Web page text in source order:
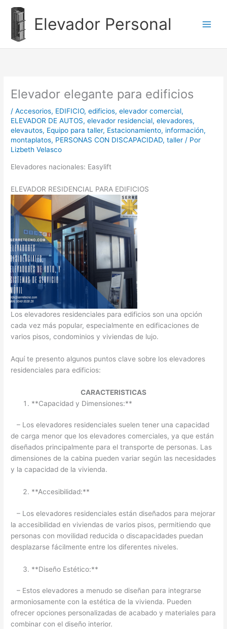
contenido
Elevador Personal
Elevador elegante para edificios
/Accesorios, EDIFICIO,edificios,elevador comercial,
ELEVADOR DE AUTOS,elevador residencial,elevadores,
elevautos, Equipo para taller, Estacionamiento, información,
montaplatos, PERSONAS CON DISCAPACIDAD,taller / Por
Lizbeth Velasco
Elevadores nacionales: Easylift
ELEVADOR RESIDENCIAL PARA EDIFICIOS
Los elevadores residenciales para edificios son una opción
cada vez más popular, especialmente en edificaciones de
varios pisos, condominios y viviendas de lujo.
Aquí te presento algunos puntos clave sobre los elevadores
residenciales para edificios:
CARACTERISTICAS
**Capacidad y Dimensiones:**
– Los elevadores residenciales suelen tener una capacidad
de carga menor que los elevadores comerciales, ya que están
diseñados principalmente para el transporte de personas. Las
dimensiones de la cabina pueden variar según las necesidades
y la capacidad de la vivienda.
**Accesibilidad:**
– Los elevadores residenciales están diseñados para mejorar
la accesibilidad en viviendas de varios pisos, permitiendo que
personas con movilidad reducida o discapacidades puedan
desplazarse fácilmente entre los diferentes niveles.
**Diseño Estético:**
– Estos elevadores a menudo se diseñan para integrarse
armoniosamente con la estética de la vivienda. Pueden
ofrecer opciones personalizadas de acabado y materiales para
combinar con el diseño interior.